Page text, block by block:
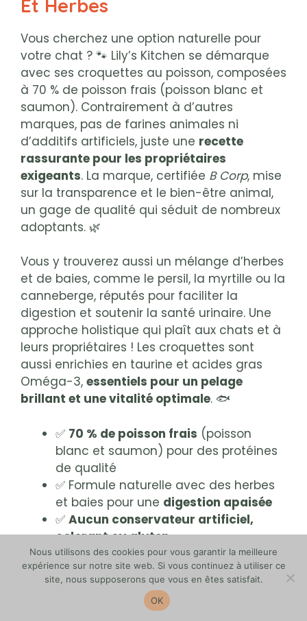
Et Herbes
Vous cherchez une option naturelle pour
votre chat ? 🐾 Lily’s Kitchen se démarque
avec ses croquettes au poisson, composées
à 70 % de poisson frais (poisson blanc et
saumon). Contrairement à d’autres
marques, pas de farines animales ni
d’additifs artificiels, juste une recette
rassurante pour les propriétaires
exigeants. La marque, certifiée B Corp, mise
sur la transparence et le bien-être animal,
un gage de qualité qui séduit de nombreux
adoptants. 🌿
Vous y trouverez aussi un mélange d’herbes
et de baies, comme le persil, la myrtille ou la
canneberge, réputés pour faciliter la
digestion et soutenir la santé urinaire. Une
approche holistique qui plaît aux chats et à
leurs propriétaires ! Les croquettes sont
aussi enrichies en taurine et acides gras
Oméga-3, essentiels pour un pelage
brillant et une vitalité optimale. 🐟
✅ 70 % de poisson frais (poisson
blanc et saumon) pour des protéines
de qualité
✅ Formule naturelle avec des herbes
et baies pour une digestion apaisée
✅ Aucun conservateur artificiel,
colorant ou gluten
✅Haute digestibilitégrâce aux fibres
végétales et prébiotiques
❌Prix élevé (jusqu’à 15 €/kg) et
protéines un peu inférieures
Nous utilisons des cookies pour vous garantir la meilleure
expérience sur notre site web. Si vous continuez à utiliser ce
site, nous supposerons que vous en êtes satisfait.
OK